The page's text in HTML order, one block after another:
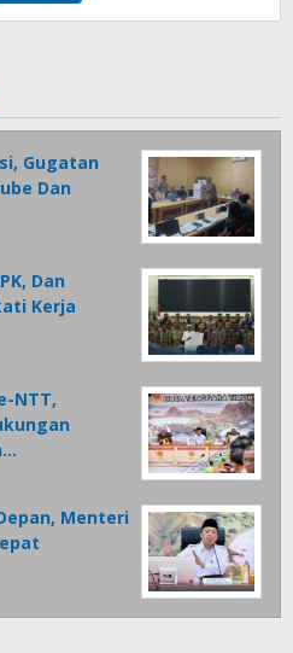
Gugatan
Dan
Dan
Kerja
NTT,
Menteri